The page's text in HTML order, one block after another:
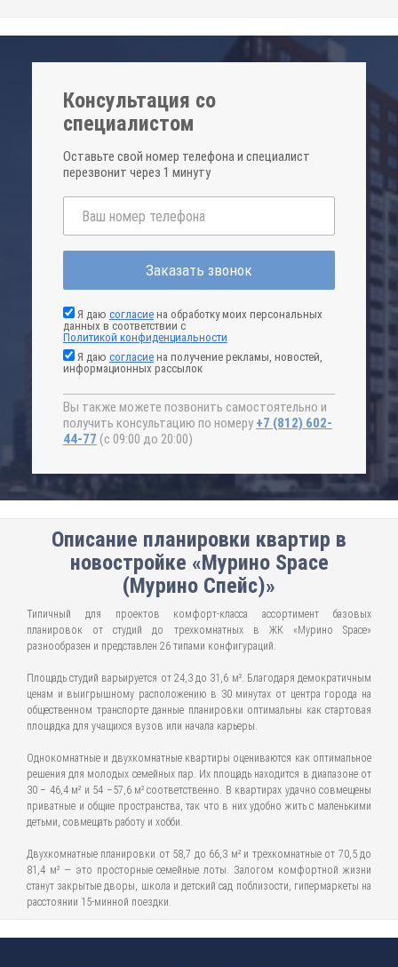
Консультация со
специалистом
Оставьте свой номер телефона и специалист
перезвонит через 1 минуту
Заказать звонок
Я даю согласиена обработку моих персональных
данных в соответствии с
Политикой конфиденциальности
Я даю согласиена получение рекламы, новостей,
информационных рассылок
Вы также можете позвонить самостоятельно и
получить консультацию по номеру +7 (812) 602-
44-77 (с 09:00 до 20:00)
Описание планировки квартир в
новостройке «Мурино Space
(Мурино Спейс)»
Типичный для проектов комфорт-класса ассортимент базовых
планировок от студий до трехкомнатных в ЖК «Мурино Space»
разнообразен и представлен 26 типами конфигураций.
Площадь студий варьируется от 24,3 до 31,6 м². Благодаря демократичным
ценам и выигрышному расположению в 30 минутах от центра города на
общественном транспорте данные планировки оптимальны как стартовая
площадка для учащихся вузов или начала карьеры.
Однокомнатные и двухкомнатные квартиры оцениваются как оптимальное
решения для молодых семейных пар. Их площадь находится в диапазоне от
30 – 46,4 м² и 54 –57,6 м² соответственно. В квартирах удачно совмещены
приватные и общие пространства, так что в них удобно жить с маленькими
детьми, совмещать работу и хобби.
Двухкомнатные планировки от 58,7 до 66,3 м² и трехкомнатные от 70,5 до
81,4 м² — это просторные семейные лоты. Залогом комфортной жизни
станут закрытые дворы, школа и детский сад поблизости, гипермаркеты на
расстоянии 15-минной поездки.